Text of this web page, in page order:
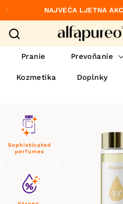
Preskočiť na obsah
Predchádzajúce
NAJVEĆA LJETNA
Pranie Prevoňanie
Kozmetika Doplnky